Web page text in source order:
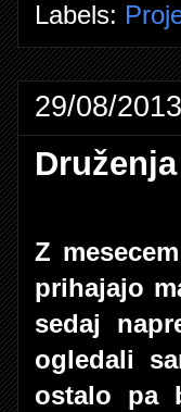
Labels:
29/08/2013
Z
prihajajo
sedaj
ogledali
ostalo pa